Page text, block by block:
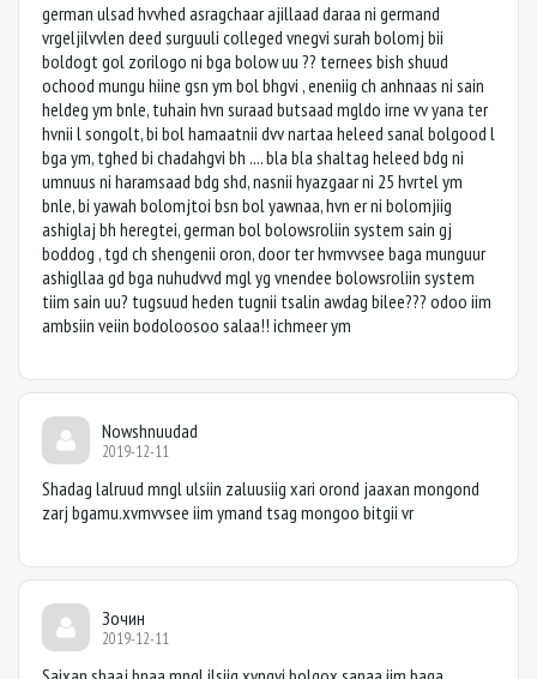
german ulsad hvvhed asragchaar ajillaad daraa ni germand
vrgeljilvvlen deed surguuli colleged vnegvi surah bolomj bii
boldogt gol zorilogo ni bga bolow uu ?? ternees bish shuud
ochood mungu hiine gsn ym bol bhgvi , eneniig ch anhnaas ni sain
heldeg ym bnle, tuhain hvn suraad butsaad mgldo irne vv yana ter
hvnii l songolt, bi bol hamaatnii dvv nartaa heleed sanal bolgood l
bga ym, tghed bi chadahgvi bh .... bla bla shaltag heleed bdg ni
umnuus ni haramsaad bdg shd, nasnii hyazgaar ni 25 hvrtel ym
bnle, bi yawah bolomjtoi bsn bol yawnaa, hvn er ni bolomjiig
ashiglaj bh heregtei, german bol bolowsroliin system sain gj
boddog , tgd ch shengenii oron, door ter hvmvvsee baga munguur
ashigllaa gd bga nuhudvvd mgl yg vnendee bolowsroliin system
tiim sain uu? tugsuud heden tugnii tsalin awdag bilee??? odoo iim
ambsiin veiin bodoloosoo salaa!! ichmeer ym
Nowshnuudad
2019-12-11
Shadag lalruud mngl ulsiin zaluusiig xari orond jaaxan mongond
zarj bgamu.xvmvvsee iim ymand tsag mongoo bitgii vr
Зочин
2019-12-11